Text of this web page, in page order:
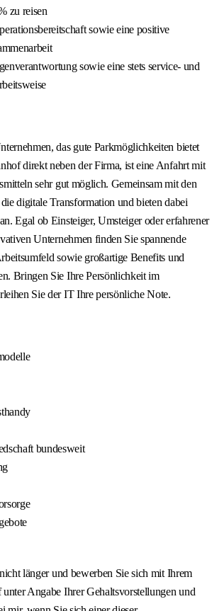
zu reisen
sowie eine positive
sowie eine stets service- und
das gute Parkmöglichkeiten bietet
direkt neben der Firma, ist eine Anfahrt mit
sehr gut möglich. Gemeinsam mit den
digitale Transformation und bieten dabei
Egal ob Einsteiger, Umsteiger oder erfahrener
Unternehmen finden Sie spannende
sowie großartige Benefits und
Bringen Sie Ihre Persönlichkeit im
Sie der IT Ihre persönliche Note.
bundesweit
länger und bewerben Sie sich mit Ihrem
Angabe Ihrer Gehaltsvorstellungen und